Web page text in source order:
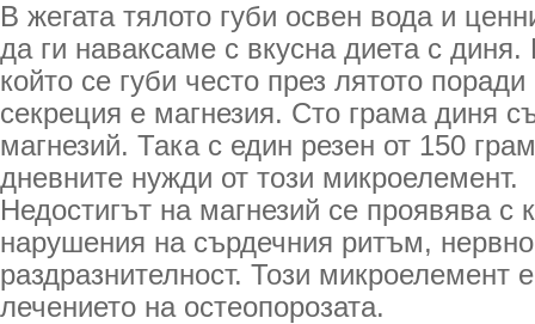
В жегата тялото губи освен вода и
да ги наваксаме с вкусна диета с
който се губи често през лятото
секреция е магнезия. Сто грама диня
магнезий. Така с един резен от 150
дневните нужди от този микроелемент.
Недостигът на магнезий се проявява с
нарушения на сърдечния ритъм,
раздразнителност. Този микроелемент
лечението на остеопорозата.